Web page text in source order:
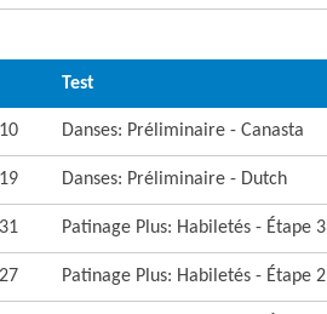
Test
Danses: Préliminaire - Canasta
Danses: Préliminaire - Dutch
Patinage Plus: Habiletés - Étape 3
Patinage Plus: Habiletés - Étape 2